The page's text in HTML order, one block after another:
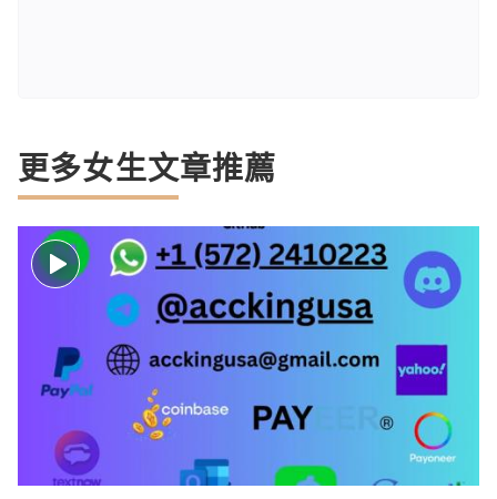
更多女生文章推薦